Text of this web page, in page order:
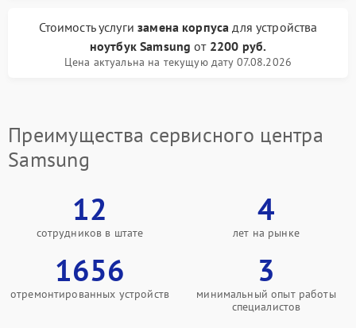
Стоимость услугизамена корпуса для устройства
ноутбук Samsung от 2200 руб.
Цена актуальна на текущую дату 07.08.2026
Преимущества сервисного центра
Samsung
12
сотрудников в штате
4
лет на рынке
1656
отремонтированных устройств
3
минимальный опыт работы
специалистов